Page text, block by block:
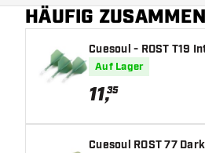
Hauptfarbe
HÄUFIG
Cuesoul - ROST T19
Auf Lager
11,35
Cuesoul ROST 77